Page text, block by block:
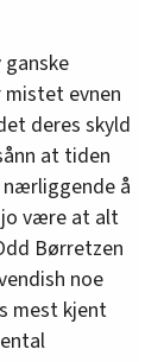
mistet evnen
deres skyld
at tiden
nærliggende å
jo være at alt
Børretzen
noe
mest kjent